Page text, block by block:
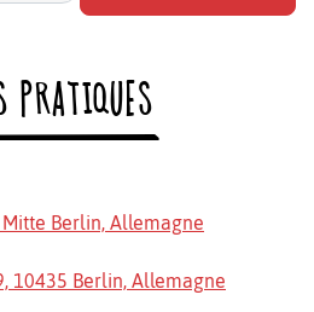
PRATIQUES
Berlin, Allemagne
10435 Berlin, Allemagne